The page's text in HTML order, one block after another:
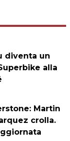
diventa un
alla
Martin
crolla.